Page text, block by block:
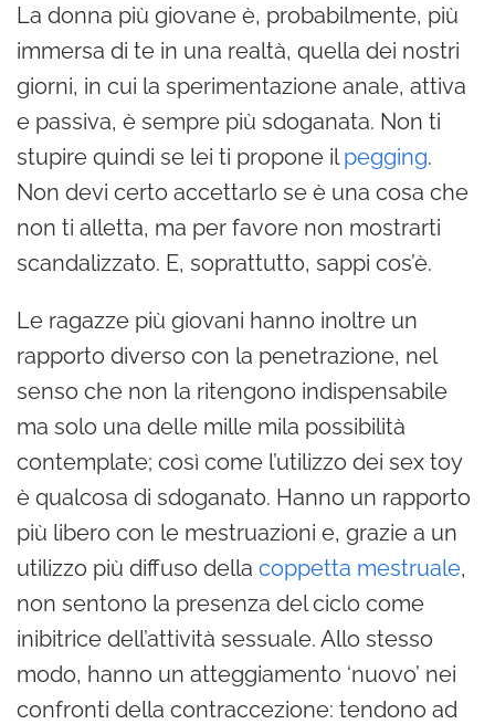
La donna più giovane è, probabilmente, più
immersa di te in una realtà, quella dei nostri
giorni, in cui la sperimentazione anale, attiva
e passiva, è sempre più sdoganata. Non ti
stupire quindi se lei ti propone ilpegging.
Non devi certo accettarlo se è una cosa che
non ti alletta, ma per favore non mostrarti
scandalizzato. E, soprattutto, sappi cos’è.
Le ragazze più giovani hanno inoltre un
rapporto diverso con la penetrazione, nel
senso che non la ritengono indispensabile
ma solo una delle mille mila possibilità
contemplate; così come l’utilizzo dei sex toy
è qualcosa di sdoganato. Hanno un rapporto
più libero con le mestruazioni e, grazie a un
utilizzo più diffuso della coppetta mestruale,
non sentono la presenza del ciclo come
inibitrice dell’attività sessuale. Allo stesso
modo, hanno un atteggiamento ‘nuovo’ nei
confronti della contraccezione: tendono ad